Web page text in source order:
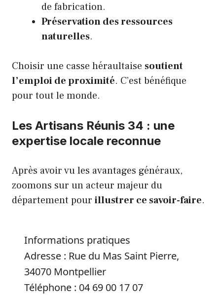
de fabrication.
Préservation des ressources
naturelles.
Choisir une casse héraultaise soutient
l’emploi de proximité. C’est bénéfique
pour tout le monde.
Les Artisans Réunis 34 : une
expertise locale reconnue
Après avoir vu les avantages généraux,
zoomons sur un acteur majeur du
département pour illustrer ce savoir-faire.
Informations pratiques
Adresse : Rue du Mas Saint Pierre,
34070 Montpellier
Téléphone : 04 69 00 17 07